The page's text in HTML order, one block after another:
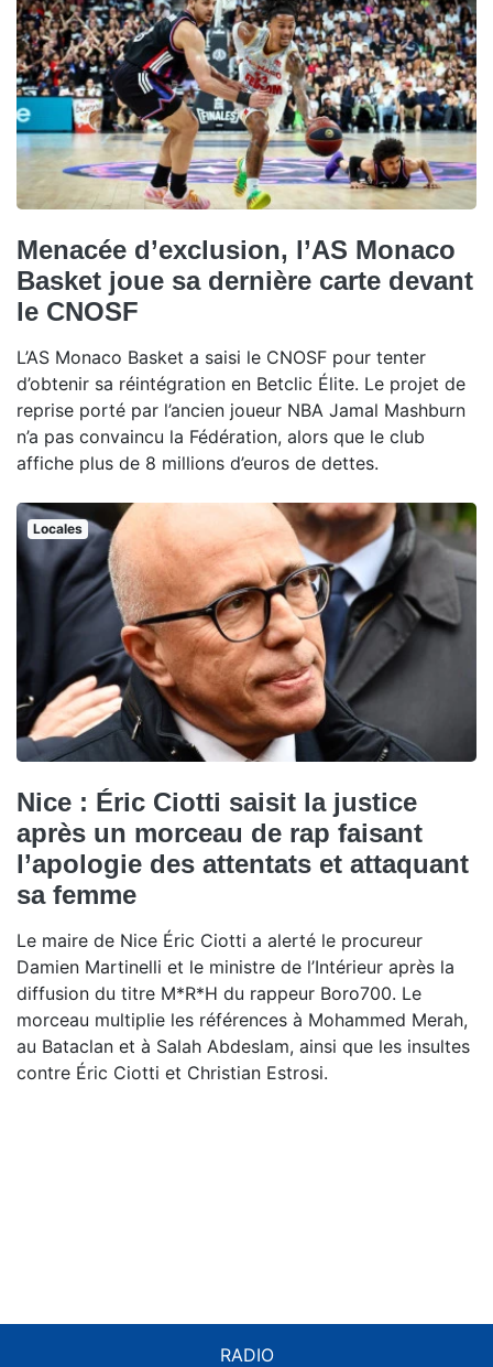
Menacée d’exclusion, l’AS Monaco
Basket joue sa dernière carte devant
le CNOSF
L’AS Monaco Basket a saisi le CNOSF pour tenter
d’obtenir sa réintégration en Betclic Élite. Le projet de
reprise porté par l’ancien joueur NBA Jamal Mashburn
n’a pas convaincu la Fédération, alors que le club
affiche plus de 8 millions d’euros de dettes.
Locales
Nice : Éric Ciotti saisit la justice
après un morceau de rap faisant
l’apologie des attentats et attaquant
sa femme
Le maire de Nice Éric Ciotti a alerté le procureur
Damien Martinelli et le ministre de l’Intérieur après la
diffusion du titre M*R*H du rappeur Boro700. Le
morceau multiplie les références à Mohammed Merah,
au Bataclan et à Salah Abdeslam, ainsi que les insultes
contre Éric Ciotti et Christian Estrosi.
RADIO